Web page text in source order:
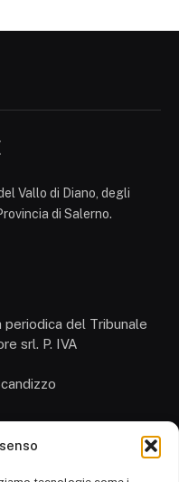
Vallo di Diano, degli
di Salerno.
del Tribunale
srl. P. IVA